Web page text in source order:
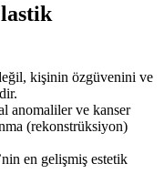
kişinin özgüvenini ve
anomaliler ve kanser
(rekonstrüksiyon)
en gelişmiş estetik